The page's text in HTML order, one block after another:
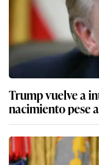
Trump vuelve a
nacimiento pese